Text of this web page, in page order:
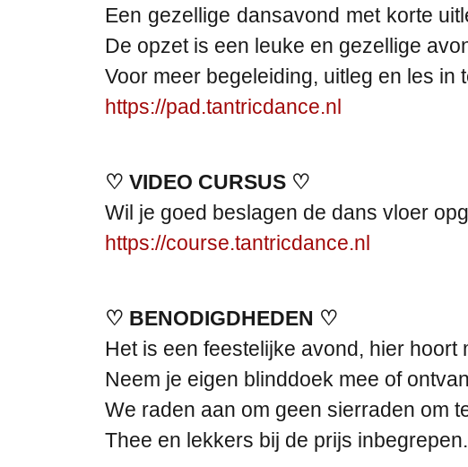
Een gezellige dansavond met korte
De opzet is een leuke en gezellige
Voor meer begeleiding, uitleg en les
https://pad.tantricdance.nl
♡ VIDEO CURSUS ♡
Wil je goed beslagen de dans vloer
https://course.tantricdance.nl
♡ BENODIGDHEDEN ♡
Het is een feestelijke avond, hier
Neem je eigen blinddoek mee of
We raden aan om geen sierraden om
Thee en lekkers bij de prijs inbegrepen.